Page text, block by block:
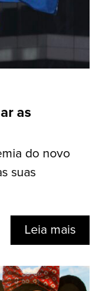
as
do novo
suas
Leia mais